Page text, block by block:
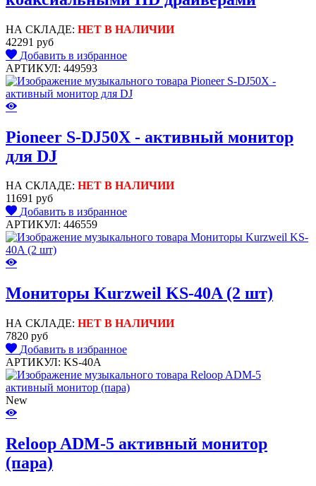
НА СКЛАДЕ: НЕТ В НАЛИЧИИ
42291 руб
Добавить в избранное
АРТИКУЛ: 449593
Pioneer S-DJ50X - активный монитор
для DJ
НА СКЛАДЕ: НЕТ В НАЛИЧИИ
11691 руб
Добавить в избранное
АРТИКУЛ: 446559
Мониторы Kurzweil KS-40A (2 шт)
НА СКЛАДЕ: НЕТ В НАЛИЧИИ
7820 руб
Добавить в избранное
АРТИКУЛ: KS-40A
New
Reloop ADM-5 активный монитор
(пара)